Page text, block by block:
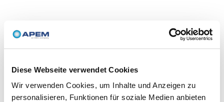
Diese Webseite verwendet Cookies
Wir verwenden Cookies, um Inhalte und Anzeigen zu
personalisieren, Funktionen für soziale Medien anbieten